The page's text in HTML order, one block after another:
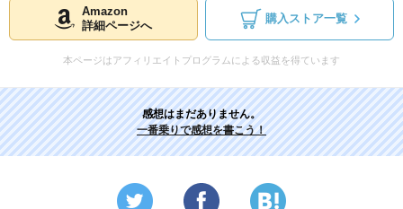
Amazon
詳細ページへ
購入ストア一覧
本ページはアフィリエイトプログラムによる収益を得ています
感想はまだありません。
一番乗りで感想を書こう！